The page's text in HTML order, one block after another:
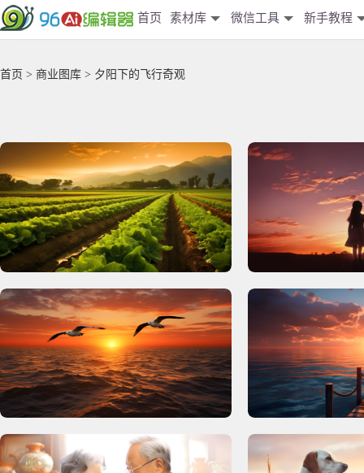
首页 素材库 微信工具 新手教程
首页 > 商业图库 > 夕阳下的飞行奇观